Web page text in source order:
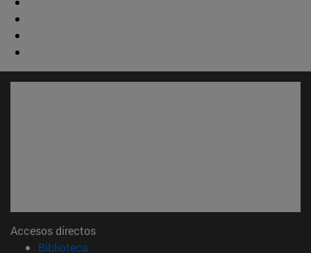
Accesos directos
Biblioteca